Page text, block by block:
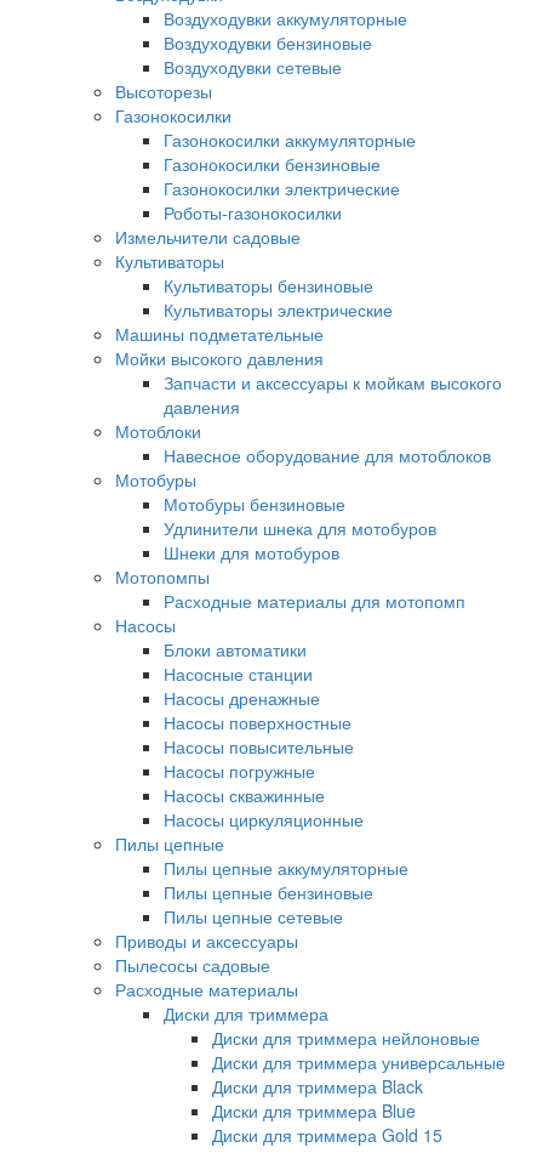
Воздуходувки аккумуляторные
Воздуходувки бензиновые
Воздуходувки сетевые
Высоторезы
Газонокосилки
Газонокосилки аккумуляторные
Газонокосилки бензиновые
Газонокосилки электрические
Роботы-газонокосилки
Измельчители садовые
Культиваторы
Культиваторы бензиновые
Культиваторы электрические
Машины подметательные
Мойки высокого давления
Запчасти и аксессуары к мойкам высокого
давления
Мотоблоки
Навесное оборудование для мотоблоков
Мотобуры
Мотобуры бензиновые
Удлинители шнека для мотобуров
Шнеки для мотобуров
Мотопомпы
Расходные материалы для мотопомп
Насосы
Блоки автоматики
Насосные станции
Насосы дренажные
Насосы поверхностные
Насосы повысительные
Насосы погружные
Насосы скважинные
Насосы циркуляционные
Пилы цепные
Пилы цепные аккумуляторные
Пилы цепные бензиновые
Пилы цепные сетевые
Приводы и аксессуары
Пылесосы садовые
Расходные материалы
Диски для триммера
Диски для триммера нейлоновые
Диски для триммера универсальные
Диски для триммера Black
Диски для триммера Blue
Диски для триммера Gold 15